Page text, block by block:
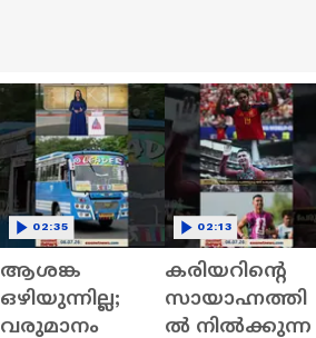
ആശങ്ക
ഒഴിയുന്നില്ല;
വരുമാനം
02:35
കരിയറിന്റെ
സായാഹ്നത്തി
ൽ നിൽക്കുന്ന
02:13